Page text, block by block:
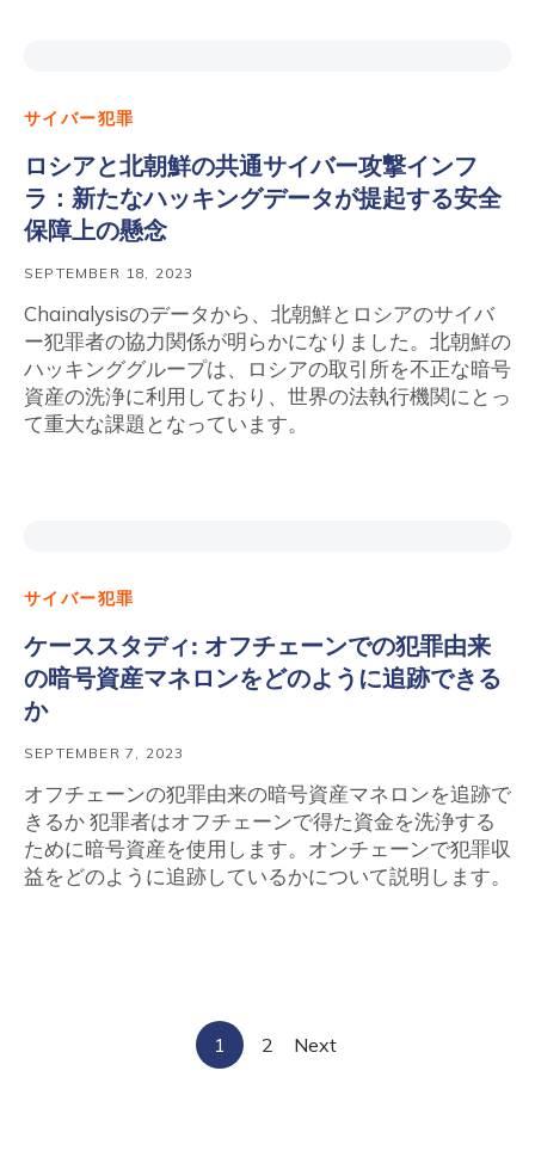
サイバー犯罪
ロシアと北朝鮮の共通サイバー攻撃インフ
ラ：新たなハッキングデータが提起する安全
保障上の懸念
SEPTEMBER 18, 2023
Chainalysisのデータから、北朝鮮とロシアのサイバ
ー犯罪者の協力関係が明らかになりました。北朝鮮の
ハッキンググループは、ロシアの取引所を不正な暗号
資産の洗浄に利用しており、世界の法執行機関にとっ
て重大な課題となっています。
サイバー犯罪
ケーススタディ: オフチェーンでの犯罪由来
の暗号資産マネロンをどのように追跡できる
か
SEPTEMBER 7, 2023
オフチェーンの犯罪由来の暗号資産マネロンを追跡で
きるか 犯罪者はオフチェーンで得た資金を洗浄する
ために暗号資産を使用します。オンチェーンで犯罪収
益をどのように追跡しているかについて説明します。
1 2 Next